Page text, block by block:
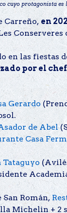
cuyo protagonista
Carreño, en
Conserveres
en las fiestas
por el
Gerardo
de Abel
Casa
Tataguyo
San Román,
Michelin + 2